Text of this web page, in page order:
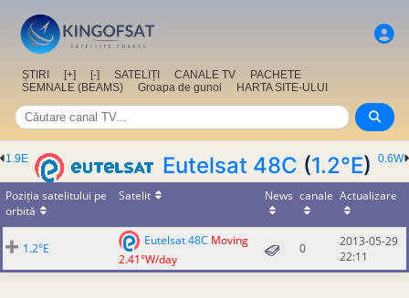
ȘTIRI [+] [-] SATELIȚI CANALE TV
PACHETE
SEMNALE (BEAMS)
Groapa de gunoi HARTA SITE-ULUI
0.6W
1.9E Eutelsat 48C (1.2°E)
Poziția satelitului pe
orbită
Satelit News canale Actualizare
1.2°E
Eutelsat 48C Moving
2.41°W/day
0
2013-05-29
22:11